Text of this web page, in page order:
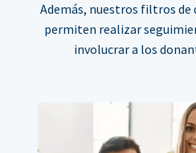
Además, nuestros filtros de
permiten realizar
involucrar a los